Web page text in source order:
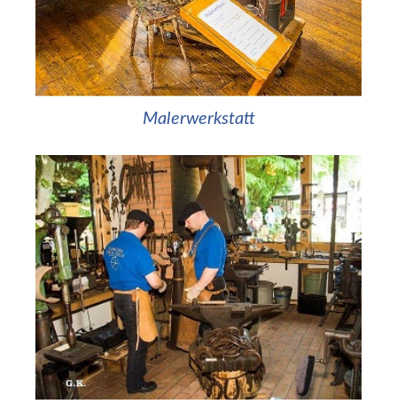
Malerwerkstatt